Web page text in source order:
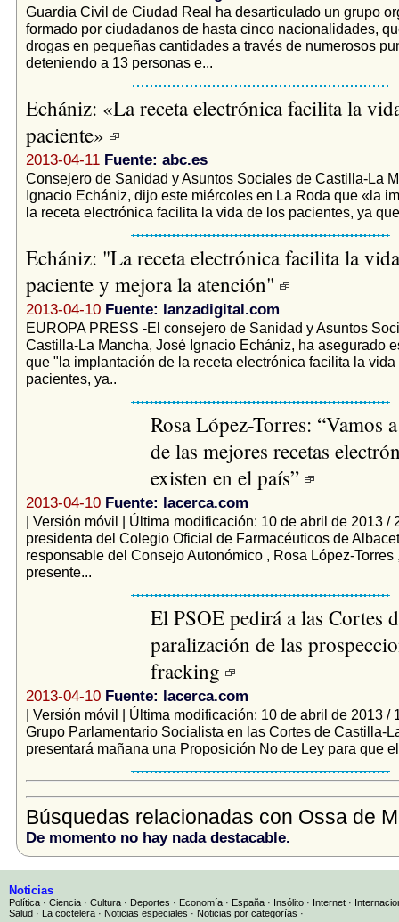
Guardia Civil de Ciudad Real ha desarticulado un grupo
formado por ciudadanos de hasta cinco nacionalidades,
drogas en pequeñas cantidades a través de numerosos
deteniendo a 13 personas e...
Echániz: «La receta electrónica facilita la
paciente»
2013-04-11 Fuente: abc.es
Consejero de Sanidad y Asuntos Sociales de Castilla-La
Ignacio Echániz, dijo este miércoles en La Roda que «la
la receta electrónica facilita la vida de los pacientes, ya
Echániz: "La receta electrónica facilita la
paciente y mejora la atención"
2013-04-10 Fuente: lanzadigital.com
EUROPA PRESS -El consejero de Sanidad y Asuntos
Castilla-La Mancha, José Ignacio Echániz, ha asegurado
que "la implantación de la receta electrónica facilita la vida
pacientes, ya..
Rosa López-Torres: “Vamos
de las mejores recetas
existen en el país”
2013-04-10 Fuente: lacerca.com
| Versión móvil | Última modificación: 10 de abril de 2013 /
presidenta del Colegio Oficial de Farmacéuticos de
responsable del Consejo Autonómico , Rosa López-Torres
presente...
El PSOE pedirá a las Cortes
paralización de las
fracking
2013-04-10 Fuente: lacerca.com
| Versión móvil | Última modificación: 10 de abril de 2013 /
Grupo Parlamentario Socialista en las Cortes de Castilla-
presentará mañana una Proposición No de Ley para que
Búsquedas relacionadas con Ossa de
De momento no hay nada destacable.
Noticias
Política · Ciencia · Cultura · Deportes · Economía · España · Insólito · Internet ·
Salud · La coctelera · Noticias especiales · Noticias por categorías ·